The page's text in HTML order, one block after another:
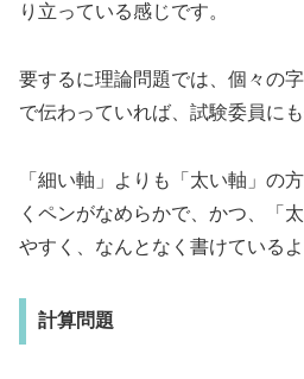
り立っている感じです。
要するに理論問題では、個々の
で伝わっていれば、試験委員にも
「細い軸」よりも「太い軸」の
くペンがなめらかで、かつ、「
やすく、なんとなく書けているよ
計算問題